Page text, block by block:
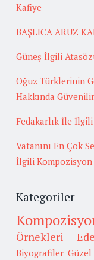
Kafiye
BAŞLICA ARUZ
Güneş İlgili
Oğuz Türklerinin
Hakkında
Fedakarlık İle İlgili
Vatanını En Çok
İlgili Kompozisyon
Kategoriler
Örnekleri
Biyografiler